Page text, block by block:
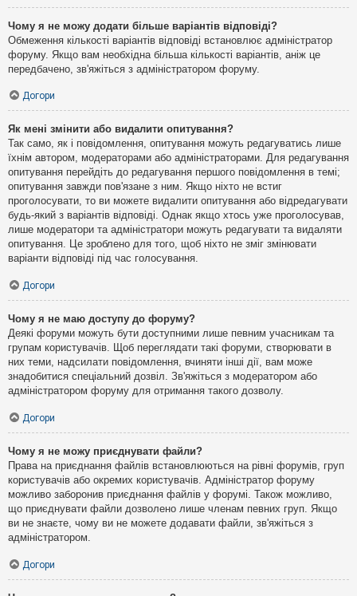
Чому я не можу додати більше варіантів відповіді?
Обмеження кількості варіантів відповіді встановлює адміністратор
форуму. Якщо вам необхідна більша кількості варіантів, аніж це
передбачено, зв'яжіться з адміністратором форуму.
Догори
Як мені змінити або видалити опитування?
Так само, як і повідомлення, опитування можуть редагуватись лише
їхнім автором, модераторами або адміністраторами. Для редагування
опитування перейдіть до редагування першого повідомлення в темі;
опитування завжди пов'язане з ним. Якщо ніхто не встиг
проголосувати, то ви можете видалити опитування або відредагувати
будь-який з варіантів відповіді. Однак якщо хтось уже проголосував,
лише модератори та адміністратори можуть редагувати та видаляти
опитування. Це зроблено для того, щоб ніхто не зміг змінювати
варіанти відповіді під час голосування.
Догори
Чому я не маю доступу до форуму?
Деякі форуми можуть бути доступними лише певним учасникам та
групам користувачів. Щоб переглядати такі форуми, створювати в
них теми, надсилати повідомлення, вчиняти інші дії, вам може
знадобитися спеціальний дозвіл. Зв'яжіться з модератором або
адміністратором форуму для отримання такого дозволу.
Догори
Чому я не можу приєднувати файли?
Права на приєднання файлів встановлюються на рівні форумів, груп
користувачів або окремих користувачів. Адміністратор форуму
можливо заборонив приєднання файлів у форумі. Також можливо,
що приєднувати файли дозволено лише членам певних груп. Якщо
ви не знаєте, чому ви не можете додавати файли, зв'яжіться з
адміністратором.
Догори